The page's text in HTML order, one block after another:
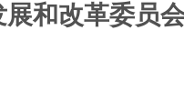
展和改革委员